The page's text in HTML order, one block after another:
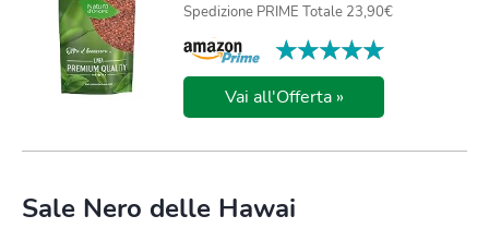
Spedizione PRIME Totale 23,90€
★★★★★
★★★★★
Vai all'Offerta »
Sale Nero delle Hawai